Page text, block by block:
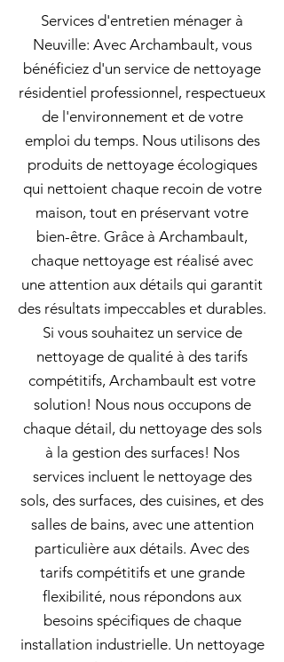
Services d'entretien ménager à
Neuville: Avec Archambault, vous
bénéficiez d'un service de nettoyage
résidentiel professionnel, respectueux
de l'environnement et de votre
emploi du temps. Nous utilisons des
produits de nettoyage écologiques
qui nettoient chaque recoin de votre
maison, tout en préservant votre
bien-être. Grâce à Archambault,
chaque nettoyage est réalisé avec
une attention aux détails qui garantit
des résultats impeccables et durables.
Si vous souhaitez un service de
nettoyage de qualité à des tarifs
compétitifs, Archambault est votre
solution! Nous nous occupons de
chaque détail, du nettoyage des sols
à la gestion des surfaces! Nos
services incluent le nettoyage des
sols, des surfaces, des cuisines, et des
salles de bains, avec une attention
particulière aux détails. Avec des
tarifs compétitifs et une grande
flexibilité, nous répondons aux
besoins spécifiques de chaque
installation industrielle. Un nettoyage